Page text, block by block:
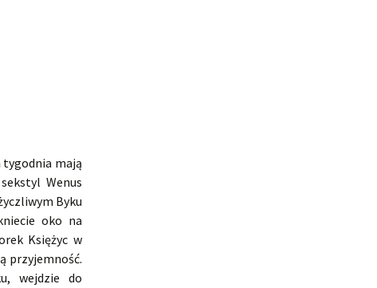
tygodnia mają
Wenus
Byku
oko na
Księżyc w
przyjemność.
wejdzie do